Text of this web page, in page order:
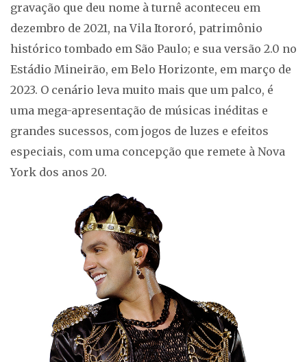
gravação que deu nome à turnê aconteceu em
dezembro de 2021, na Vila Itororó, patrimônio
histórico tombado em São Paulo; e sua versão 2.0 no
Estádio Mineirão, em Belo Horizonte, em março de
2023. O cenário leva muito mais que um palco, é
uma mega-apresentação de músicas inéditas e
grandes sucessos, com jogos de luzes e efeitos
especiais, com uma concepção que remete à Nova
York dos anos 20.